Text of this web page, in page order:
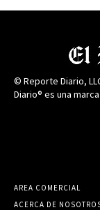
© Reporte Diario,
Diario® es una
AREA COMERCIAL
ACERCA DE